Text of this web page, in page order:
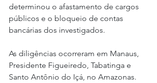
determinou o afastamento de cargos
públicos e o bloqueio de contas
bancárias dos investigados.
As diligências ocorreram em Manaus,
Presidente Figueiredo, Tabatinga e
Santo Antônio do Içá, no Amazonas.